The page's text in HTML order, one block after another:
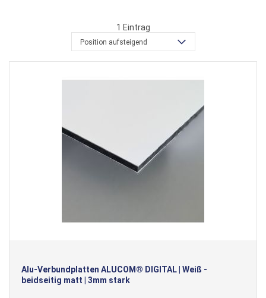
1 Eintrag
Position aufsteigend
Alu-Verbundplatten ALUCOM® DIGITAL | Weiß -
beidseitig matt | 3mm stark